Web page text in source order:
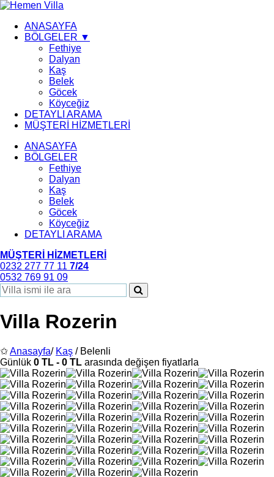
ANASAYFA
BÖLGELER ▼
Fethiye
Dalyan
Kaş
Belek
Göcek
Köyceğiz
DETAYLI ARAMA
MÜŞTERİ HİZMETLERİ
ANASAYFA
BÖLGELER
Fethiye
Dalyan
Kaş
Belek
Göcek
Köyceğiz
DETAYLI ARAMA
MÜŞTERİ HİZMETLERİ
0232 277 77 11 7/24
0532 769 91 09
Villa Rozerin
✩Anasayfa/ Kaş / Belenli
Günlük 0 TL - 0 TL arasında değişen fiyatlarla